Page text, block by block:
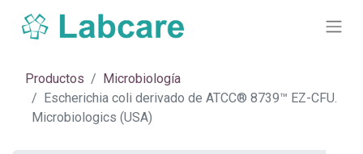
Productos
Microbiología
Escherichia coli derivado de ATCC® 8739™ EZ-CFU.
Microbiologics (USA)